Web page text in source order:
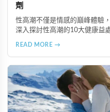
劑
性高潮不僅是情感的巔峰體驗
深入探討性高潮的10大健康益
情感連結。
READ MORE →